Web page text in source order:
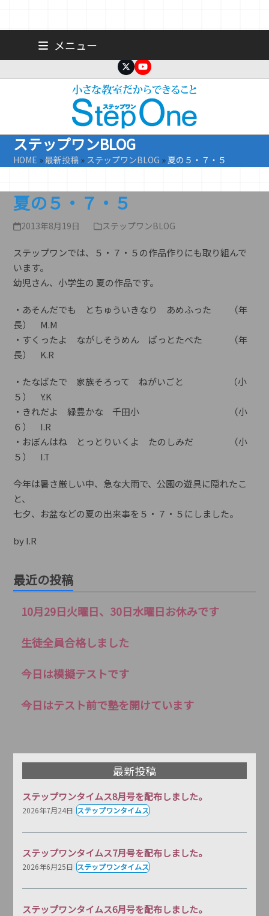
メニュー
TwitterYouTube
ステップワンBLOG
HOME »最新投稿 » ステップワンBLOG » 夏の５・７・５
夏の５・７・５
2013年8月19日 ステップワンBLOG
ステップワンでは、５・７・５の作品作りにも取り組んで
います。
幼児さん、小学生の 夏の作品です。
・あそんだでも とちゅういきなり あめふった （年
長） M.M
・すくったよ ながしそうめん ぱっとたべた （年
長） K.R
・たなばたで 家族そろって ねがいごと （小
５） Y.K
・きれだよ 緑豊かな 千田小 （小
６） I.R
・おぼんはね とっとりいくよ たのしみだ （小
５） I.T
今年は暑さ厳しい中、急な大雨で、公園の遊具に隠れたこ
と、
七夕、お盆などの夏の出来事を５・７・５にしました。
by I.R
最近の投稿
10月29日火曜日、30日水曜日お休みです
生徒全員合格しました
今日は模擬テストです
今日はテスト前で塾を開けています
最新投稿
ステップワンタイムス8月号を配布しました。
2026年7月24日 ステップワンタイムス
ステップワンタイムス7月号を配布しました。
2026年6月25日 ステップワンタイムス
ステップワンタイムス6月号を配布しました。